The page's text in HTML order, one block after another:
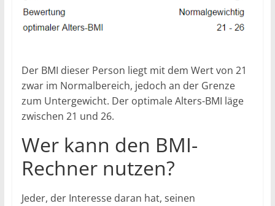
Der BMI dieser Person liegt mit dem Wert von 21
zwar im Normalbereich, jedoch an der Grenze
zum Untergewicht. Der optimale Alters-BMI läge
zwischen 21 und 26.
Wer kann den BMI-
Rechner nutzen?
Jeder, der Interesse daran hat, seinen